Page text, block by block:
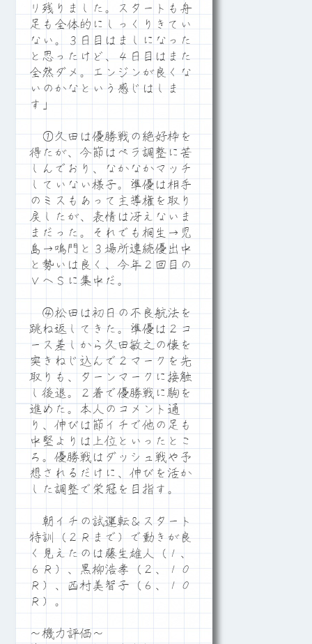
リ残りました。スタートも舟
足も全体的にしっくりきてい
ない。３日目はましになった
と思ったけど、４日目はまた
全然ダメ。エンジンが良くな
いのかなという感じはしま
す」
①久田は優勝戦の絶好枠を
得たが、今節はペラ調整に苦
しんでおり、なかなかマッチ
していない様子。準優は相手
のミスもあって主導権を取り
戻したが、表情は冴えないま
まだった。それでも桐生→児
島→鳴門と３場所連続優出中
と勢いは良く、今年２回目の
ＶへＳに集中だ。
④松田は初日の不良航法を
跳ね返してきた。準優は２コ
ース差しから久田敏之の懐を
突きねじ込んで２マークを先
取りも、ターンマークに接触
し後退。２着で優勝戦に駒を
進めた。本人のコメント通
り、伸びは節イチで他の足も
中堅よりは上位といったとこ
ろ。優勝戦はダッシュ戦や予
想されるだけに、伸びを活か
した調整で栄冠を目指す。
朝イチの試運転＆スタート
特訓（２Ｒまで）で動きが良
く見えたのは藤生雄人（１、
６Ｒ）、黒柳浩孝（２、１０
Ｒ）、西村美智子（６、１０
Ｒ）。
～機力評価～